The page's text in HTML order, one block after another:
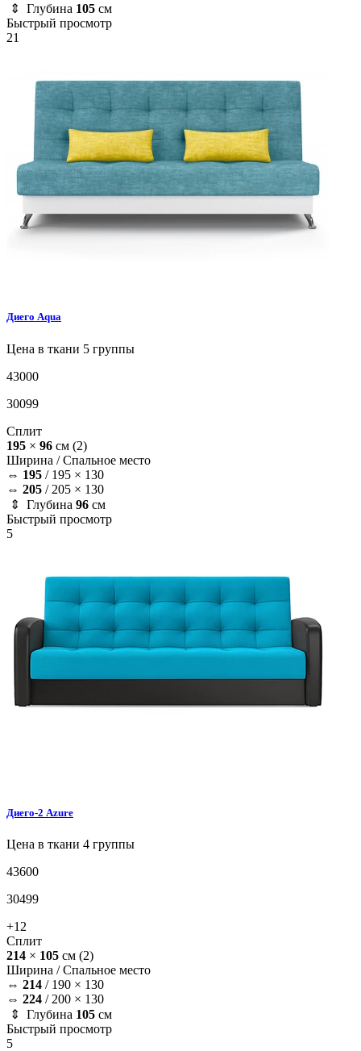
⇕ Глубина 105 см
Быстрый просмотр
21
Диего Aqua
Цена в ткани 5 группы
43000
30099
Сплит
195 × 96 см (2)
Ширина /Спальное место
⇔ 195 / 195 × 130
⇔ 205 / 205 × 130
⇕ Глубина 96 см
Быстрый просмотр
5
Диего-2 Azure
Цена в ткани 4 группы
43600
30499
+12
Сплит
214 × 105 см (2)
Ширина /Спальное место
⇔ 214 / 190 × 130
⇔ 224 / 200 × 130
⇕ Глубина 105 см
Быстрый просмотр
5